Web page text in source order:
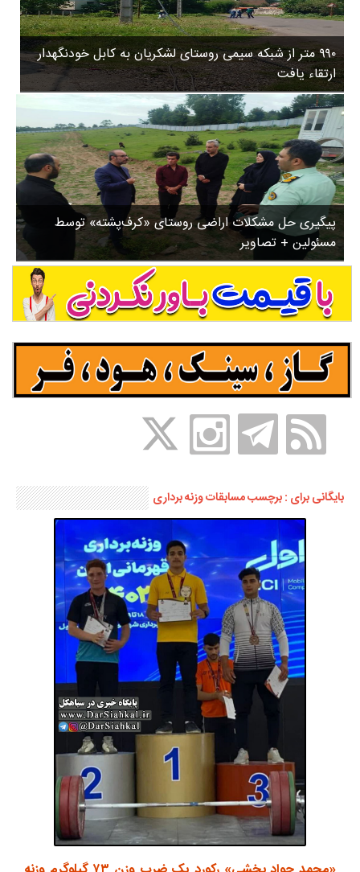
روستاها
ورزشی
سیاسی
چندرسانه ای
مسیر گردشگری دیلمان
درباره ما
۹۹۰ متر از شبکه سیمی روستای لشکریان به کابل خودنگهدار
ارتقاء یافت
پیگیری حل مشکلات اراضی روستای «کرف‌پشته» توسط
مسئولین + تصاویر
۳
۵
۸
ب
ا
ز
ن
ش
س
ت
ش
د
.
بایگانی برای : برچسب مسابقات وزنه برداری